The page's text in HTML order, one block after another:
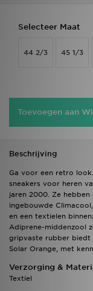
Selecteer Maat
44 2/3 45 1/3
Toevoegen aan
Beschrijving
Ga voor een retro
sneakers voor heren
jaren 2000. Ze
ingebouwde
en een textielen
Adiprene-middenzool
gripvaste rubber biedt
Solar Orange, met
Verzorging &
Textiel
Mijn JD
Klantenservice
Wie wij zijn